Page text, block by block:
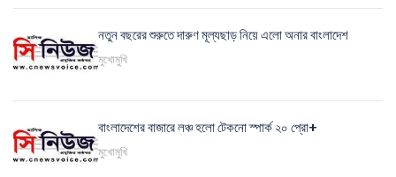
নতুন বছরের শুরুতে দারুণ মূল্যছাড় নিয়ে এলো অনার বাংলাদেশ
মুখোমুখি
বাংলাদেশের বাজারে লঞ্চ হলো টেকনো স্পার্ক ২০ প্রো+
মুখোমুখি